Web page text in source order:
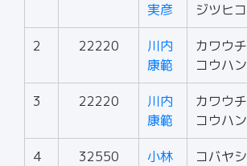
実彦
ジツヒコ
2 22220
川内
康範
カワウチ
コウハン
3 22220
川内
康範
カワウチ
コウハン
4 32550
小林
コバヤシ